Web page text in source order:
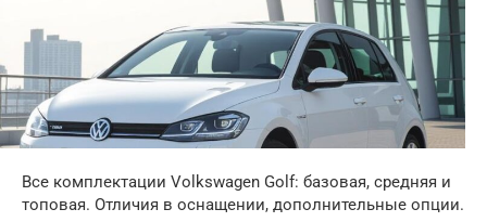
Все комплектации Volkswagen Golf: базовая, средняя и
топовая. Отличия в оснащении, дополнительные опции.